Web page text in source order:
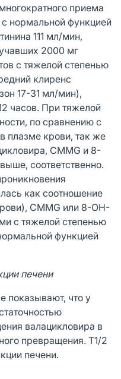
приема
нормальной функцией
111 мл/мин,
2000 мг
с тяжелой степенью
клиренс
17-31 мл/мин),
часов. При тяжелой
по сравнению с
плазме крови, так же
CMMG и 8-
соответственно.
как соотношение
CMMG или 8-OH-
с тяжелой степенью
функцией
печени
показывают, что у
валацикловира в
превращения. T1/2
печени.